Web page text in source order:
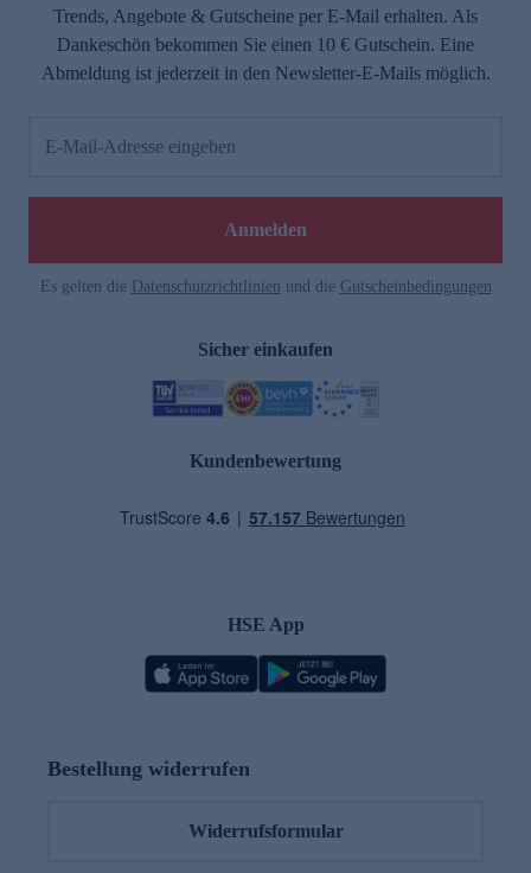
Trends, Angebote & Gutscheine per E-Mail erhalten. Als
Dankeschön bekommen Sie einen 10 € Gutschein. Eine
Abmeldung ist jederzeit in den Newsletter-E-Mails möglich.
E-Mail-Adresse eingeben
Anmelden
Es gelten die Datenschutzrichtlinien und die Gutscheinbedingungen
Sicher einkaufen
Kundenbewertung
HSE App
Bestellung widerrufen
Widerrufsformular